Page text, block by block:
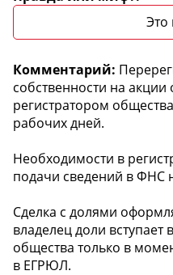
Это
собственности на акции
регистратором
рабочих дней.
Необходимости в
подачи сведений в ФНС
Сделка с долями
владелец доли вступает
общества только в
в ЕГРЮЛ.